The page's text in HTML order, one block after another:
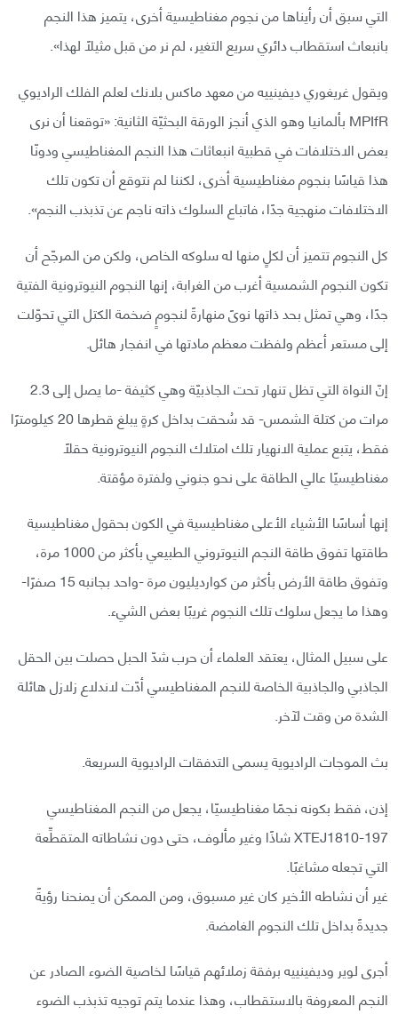
التي سبق أن رأيناها من نجوم مغناطيسية أخرى، يتميز هذا النجم
بانبعاث استقطاب دائري سريع التغير، لم نر من قبل مثيلًا لهذا».
ويقول غريغوري ديفينييه من معهد ماكس بلانك لعلم الفلك الراديوي
MPIfR بألمانيا وهو الذي أنجز الورقة البحثيّة الثانية: «توقعنا أن نرى
بعض الاختلافات في قطبية انبعاثات هذا النجم المغناطيسي ودونّا
هذا قياسًا بنجوم مغناطيسية أخرى، لكننا لم نتوقع أن تكون تلك
الاختلافات منهجية جدًا، فاتباع السلوك ذاته ناجم عن تذبذب النجم».
كل النجوم تتميز أن لكلٍ منها له سلوكه الخاص، ولكن من المرجّح أن
تكون النجوم الشمسية أغرب من الغرابة، إنها النجوم النيوترونية الفتية
جدًا، وهي تمثل بحد ذاتها نوىً منهارةً لنجومٍ ضخمة الكتل التي تحوّلت
إلى مستعر أعظم ولفظت معظم مادتها في انفجار هائل.
إنّ النواة التي تظل تنهار تحت الجاذبيّة وهي كثيفة -ما يصل إلى 2.3
مرات من كتلة الشمس- قد سُحقت بداخل كرةٍ يبلغ قطرها 20 كيلومترًا
فقط، يتبع عملية الانهيار تلك امتلاك النجوم النيوترونية حقلًا
مغناطيسيًا عالي الطاقة على نحو جنوني ولفترة مؤقتة.
إنها أساسًا الأشياء الأعلى مغناطيسية في الكون بحقول مغناطيسية
طاقتها تفوق طاقة النجم النيوتروني الطبيعي بأكثر من 1000 مرة،
وتفوق طاقة الأرض بأكثر من كوارديليون مرة -واحد بجانبه 15 صفرًا-
وهذا ما يجعل سلوك تلك النجوم غريبًا بعض الشيء.
على سبيل المثال، يعتقد العلماء أن حرب شدّ الحبل حصلت بين الحقل
الجاذبي والجاذبية الخاصة للنجم المغناطيسي أدّت لاندلاع زلازل هائلة
الشدة من وقت لآخر.
بث الموجات الراديوية يسمى التدفقات الراديوية السريعة.
إذن، فقط بكونه نجمًا مغناطيسيّا، يجعل من النجم المغناطيسي
XTEJ1810-197 شاذًا وغير مألوف، حتى دون نشاطاته المتقطِّعة
التي تجعله مشاغبًا.
غير أن نشاطه الأخير كان غير مسبوق، ومن الممكن أن يمنحنا رؤيةً
جديدةً بداخل تلك النجوم الغامضة.
أجرى لوير وديفينييه برفقة زملائهم قياسًا لخاصية الضوء الصادر عن
النجم المعروفة بالاستقطاب، وهذا عندما يتم توجيه تذبذب الضوء